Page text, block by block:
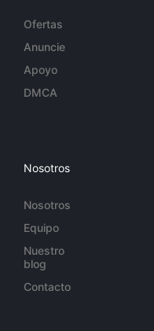
Ofertas
Anuncie
Apoyo
DMCA
Nosotros
Nosotros
Equipo
Nuestro
blog
Contacto